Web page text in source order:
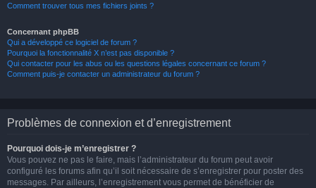
Comment trouver tous mes fichiers joints ?
Concernant phpBB
Qui a développé ce logiciel de forum ?
Pourquoi la fonctionnalité X n’est pas disponible ?
Qui contacter pour les abus ou les questions légales concernant ce forum ?
Comment puis-je contacter un administrateur du forum ?
Problèmes de connexion et d’enregistrement
Pourquoi dois-je m’enregistrer ?
Vous pouvez ne pas le faire, mais l’administrateur du forum peut avoir
configuré les forums afin qu’il soit nécessaire de s’enregistrer pour poster des
messages. Par ailleurs, l’enregistrement vous permet de bénéficier de